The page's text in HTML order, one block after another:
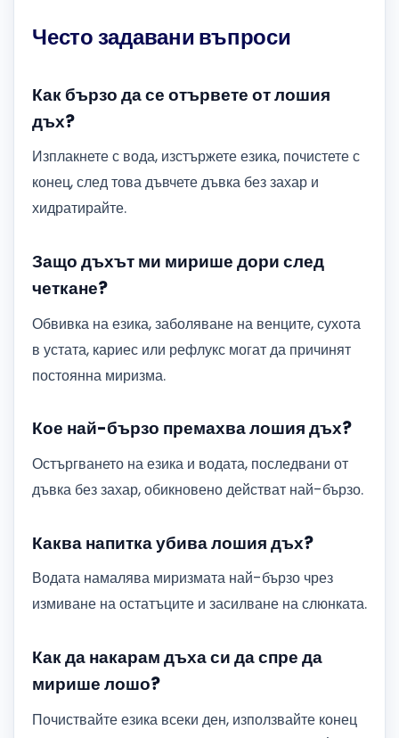
Често задавани въпроси
Как бързо да се отървете от лошия
дъх?
Изплакнете с вода, изстържете езика, почистете с
конец, след това дъвчете дъвка без захар и
хидратирайте.
Защо дъхът ми мирише дори след
четкане?
Обвивка на езика, заболяване на венците, сухота
в устата, кариес или рефлукс могат да причинят
постоянна миризма.
Кое най-бързо премахва лошия дъх?
Остъргването на езика и водата, последвани от
дъвка без захар, обикновено действат най-бързо.
Каква напитка убива лошия дъх?
Водата намалява миризмата най-бързо чрез
измиване на остатъците и засилване на слюнката.
Как да накарам дъха си да спре да
мирише лошо?
Почиствайте езика всеки ден, използвайте конец